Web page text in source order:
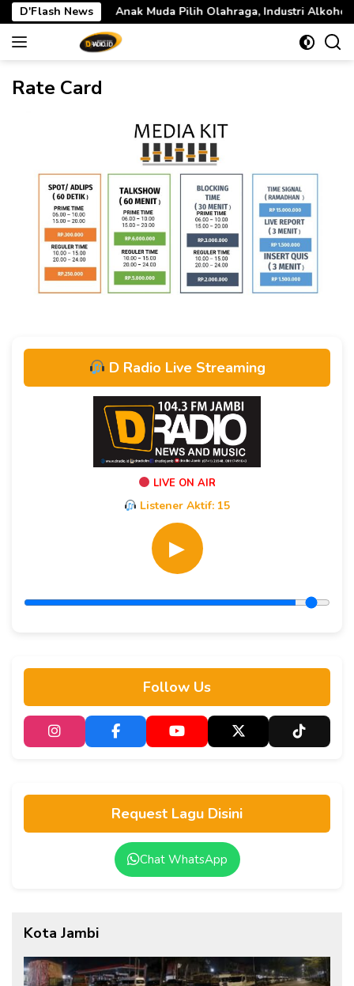
Langsung
ke
konten
D'Flash News
Anak Muda Pilih Olahraga, Industri Alkohol Dunia Mulai
Rate Card
D Radio Live Streaming
LIVE ON AIR
Listener Aktif: 15
▶
Follow Us
Request Lagu Disini
Chat WhatsApp
Kota Jambi